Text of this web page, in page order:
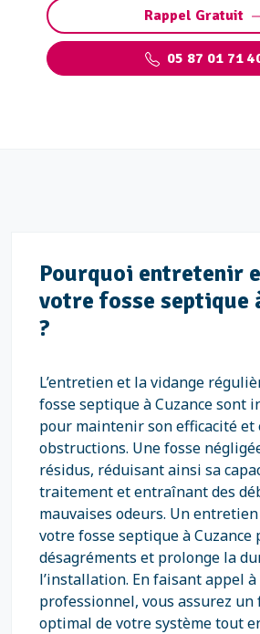
Rappel Gratuit
05 87 01 71
Pourquoi entretenir
votre fosse septique
?
L’entretien et la vidange
fosse septique à Cuzance sont
pour maintenir son efficacité et
obstructions. Une fosse
résidus, réduisant ainsi sa
traitement et entraînant des
mauvaises odeurs. Un
votre fosse septique à Cuzance
désagréments et prolonge la
l’installation. En faisant appel
professionnel, vous assurez
optimal de votre système tout